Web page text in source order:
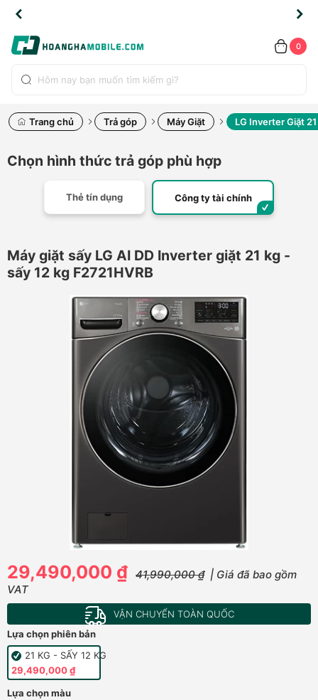
0
Trang chủ Trả góp Máy Giặt LG Inverter Giặt
Chọn hình thức trả góp phù hợp
Thẻ tín dụng Công ty tài chính
Máy giặt sấy LG AI DD Inverter giặt 21 kg -
sấy 12 kg F2721HVRB
29,490,000 ₫ 41,990,000 ₫ | Giá đã bao gồm
VAT
VẬN CHUYỂN TOÀN QUỐC
Lựa chọn phiên bản
21 KG - SẤY 12 KG
29,490,000 ₫
Lựa chọn màu